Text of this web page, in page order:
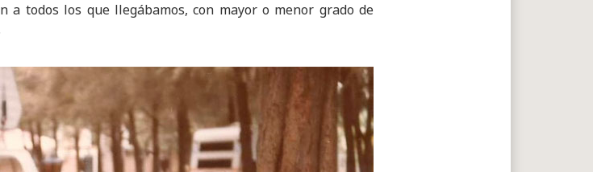
a todos los que llegábamos, con mayor o menor grado de